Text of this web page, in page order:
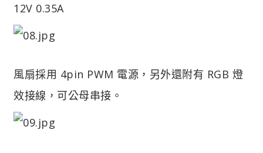
12V 0.35A
風扇採用 4pin PWM 電源，另外還附有 RGB 燈
效接線，可公母串接。